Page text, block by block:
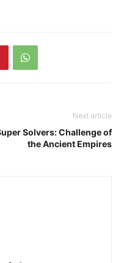
Next article
Solvers: Challenge of
the Ancient Empires